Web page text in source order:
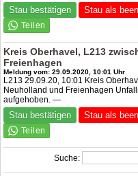
Stau bestätigen Stau als
Kreis Oberhavel, L213
Freienhagen
Meldung vom: 29.09.2020, 10:01 Uhr
L213 29.09.20, 10:01 Kreis
Neuholland und Freienhagen
aufgehoben. —
Stau bestätigen Stau als
Suche: